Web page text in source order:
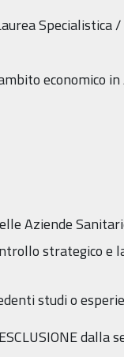
Specialistica
economico
Aziende
strategico e
studi o
dalla